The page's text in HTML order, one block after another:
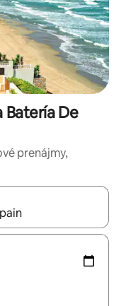
Batería De
prenájmy,
si ich prechádzať